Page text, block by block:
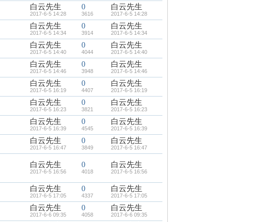
白云先生
2017-6-5 14:28
0
3616
白云先生
2017-6-5 14:28
白云先生
2017-6-5 14:34
0
3914
白云先生
2017-6-5 14:34
白云先生
2017-6-5 14:40
0
4044
白云先生
2017-6-5 14:40
白云先生
2017-6-5 14:46
0
3948
白云先生
2017-6-5 14:46
白云先生
2017-6-5 16:19
0
4407
白云先生
2017-6-5 16:19
白云先生
2017-6-5 16:23
0
3821
白云先生
2017-6-5 16:23
白云先生
2017-6-5 16:39
0
4545
白云先生
2017-6-5 16:39
白云先生
2017-6-5 16:47
0
3849
白云先生
2017-6-5 16:47
白云先生
2017-6-5 16:56
0
4018
白云先生
2017-6-5 16:56
白云先生
2017-6-5 17:05
0
4337
白云先生
2017-6-5 17:05
白云先生
2017-6-6 09:35
0
4058
白云先生
2017-6-6 09:35